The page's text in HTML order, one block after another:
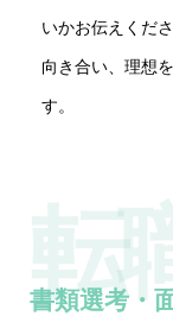
いかお伝えくだ
向き合い、理想
す。
転
書類選考・